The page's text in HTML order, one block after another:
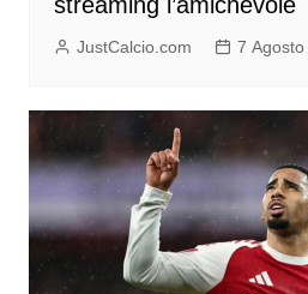
JustCalcio.com 7 Agosto